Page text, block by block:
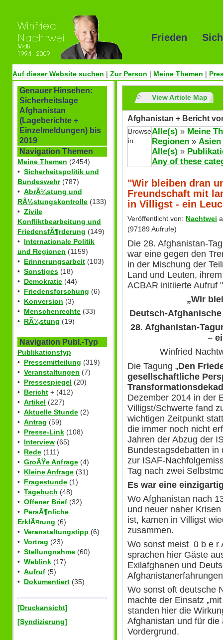
Frieden
Auf dieser Website suchen | Zur Person | Meine Themen |
Genauer Hinsehen:
Sicherheitslage
Afghanistan
(Lageberichte +
Einzelmeldungen) bis
2019
Navigation Themen
Meine Themen (2454)
• Sicherheitspolitik und
Bundeswehr(787)
• AbrÃ¼stung und
RÃ¼stungskontrolle (133)
• Zivile
Konfliktbearbeitung und
FriedensfÃ¶rderung (149)
• Internationale Politik
und Regionen (1159)
• Erinnerungsarbeit (103)
• Sonstiges (18)
• Demokratie (44)
• Friedensforschung (6)
• Konversion (3)
• Menschenrechte (33)
• RÃ¼stung (19)
Navigation Publ.-Typ
Publikationstyp
• Pressemitteilung (319)
• Veranstaltungen (7)
• Pressespiegel (20)
• Bericht + (412)
• Artikel (227)
• Aktuelle Stunde (2)
• Antrag (59)
• Presse-Link (108)
• Interview (65)
• Rede (111)
• GroÃŸe Anfrage (4)
• Kleine Anfrage (31)
• Fragestunde (1)
• Tagebuch (48)
• Offener Brief (32)
• PersÃ¶nliche
ErklÃ¤rung (6)
• Veranstaltungstipp (6)
• Vortrag (23)
• Stellungnahme (60)
• Weblink (17)
• Aufruf (5)
• Dokumentiert (35)
[Druckansicht]
[Syndizierung]
View Article Map
Afghanistan + Bericht
Browse
in:
Alle(s) » Meine
Regionen » Asien
Alle(s) »
Any of these
"Wir bleiben dran
Freundschaft mit
in Villigst - ein
Veröffentlicht von: Nachtwei
(97189 Aufrufe)
Die 28. Afghanistan-
war eine gegen den
in der Mischung der
Land und Leuten,
ACBAR initiierte
„Wir
Deutsch-
28. Afghanistan-
–
Winfried
Die Tagung „Den
gesellschaftliche
Dezember 2014 in der
Villigst/Schwerte fand
wichtigen Zeitpunkt
die immer noch nicht
Jahren der Abzug der
Bundestagsdebatten
zur ISAF-
Tag nach zwei
Es war eine
Wo Afghanistan nach
und neuer naher
ist, kamen in Villigst
zusammen.
Wo sonst meist ü b e r
sprachen hier Gäste
Exilafghanen und
Wo sonst oft deutsche
machte der Einsatz
standen hier die
Afghanistan und für
Vordergrund.